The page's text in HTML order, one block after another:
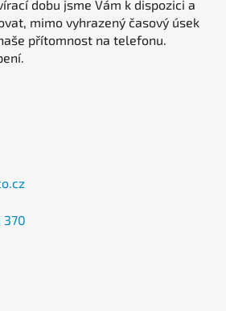
dobu jsme Vám k dispozici a
mimo vyhrazený časový úsek
přítomnost na telefonu.
370